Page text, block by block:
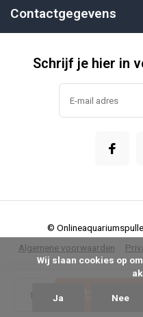
Contactgegevens
Schrijf je hier in
Algemene voorwaarden
©
Ja Nee